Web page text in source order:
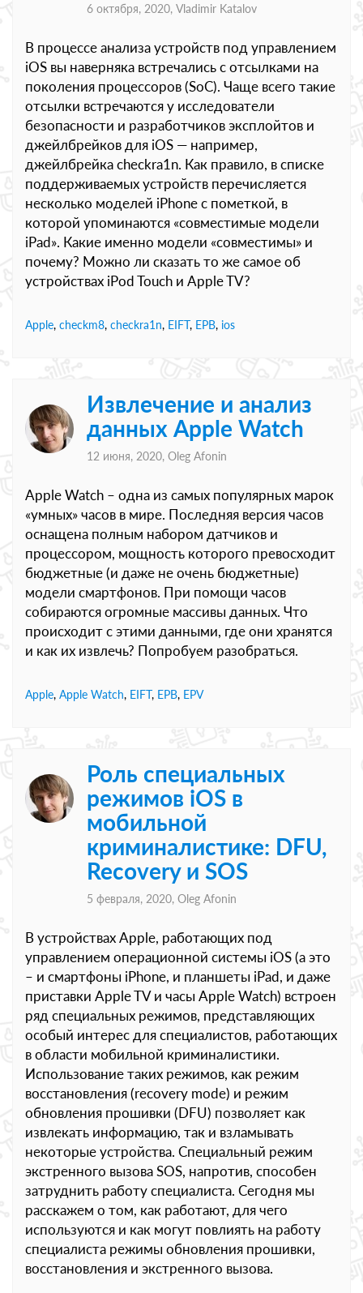
6 октября, 2020, Vladimir Katalov
В процессе анализа устройств под управлением
iOS вы наверняка встречались с отсылками на
поколения процессоров (SoC). Чаще всего такие
отсылки встречаются у исследователи
безопасности и разработчиков эксплойтов и
джейлбрейков для iOS — например,
джейлбрейка checkra1n. Как правило, в списке
поддерживаемых устройств перечисляется
несколько моделей iPhone с пометкой, в
которой упоминаются «совместимые модели
iPad». Какие именно модели «совместимы» и
почему? Можно ли сказать то же самое об
устройствах iPod Touch и Apple TV?
Apple, checkm8, checkra1n, EIFT, EPB, ios
Извлечение и анализ
данных Apple Watch
12 июня, 2020, Oleg Afonin
Apple Watch – одна из самых популярных марок
«умных» часов в мире. Последняя версия часов
оснащена полным набором датчиков и
процессором, мощность которого превосходит
бюджетные (и даже не очень бюджетные)
модели смартфонов. При помощи часов
собираются огромные массивы данных. Что
происходит с этими данными, где они хранятся
и как их извлечь? Попробуем разобраться.
Apple, Apple Watch, EIFT, EPB, EPV
Роль специальных
режимов iOS в
мобильной
криминалистике: DFU,
Recovery и SOS
5 февраля, 2020, Oleg Afonin
В устройствах Apple, работающих под
управлением операционной системы iOS (а это
– и смартфоны iPhone, и планшеты iPad, и даже
приставки Apple TV и часы Apple Watch) встроен
ряд специальных режимов, представляющих
особый интерес для специалистов, работающих
в области мобильной криминалистики.
Использование таких режимов, как режим
восстановления (recovery mode) и режим
обновления прошивки (DFU) позволяет как
извлекать информацию, так и взламывать
некоторые устройства. Специальный режим
экстренного вызова SOS, напротив, способен
затруднить работу специалиста. Сегодня мы
расскажем о том, как работают, для чего
используются и как могут повлиять на работу
специалиста режимы обновления прошивки,
восстановления и экстренного вызова.